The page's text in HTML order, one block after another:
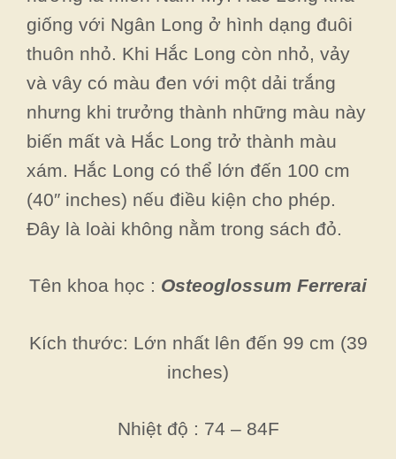
giống với Ngân Long ở hình dạng đuôi
thuôn nhỏ. Khi Hắc Long còn nhỏ, vảy
và vây có màu đen với một dải trắng
nhưng khi trưởng thành những màu này
biến mất và Hắc Long trở thành màu
xám. Hắc Long có thể lớn đến 100 cm
(40″ inches) nếu điều kiện cho phép.
Đây là loài không nằm trong sách đỏ.
Tên khoa học : Osteoglossum Ferrerai
Kích thước: Lớn nhất lên đến 99 cm (39
inches)
Nhiệt độ : 74 – 84F